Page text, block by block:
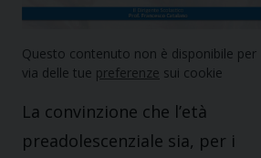
Questo contenuto non è disponibile per
via delle tue preferenze sui cookie
La convinzione che l’età
preadolescenziale sia, per i